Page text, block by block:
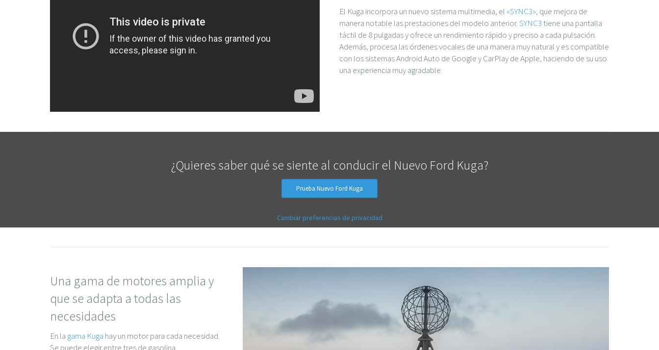
El Kuga incorpora un nuevo sistema multimedia, el «SYNC3», que mejora de
manera notable las prestaciones del modelo anterior.SYNC3 tiene una pantalla
táctil de 8 pulgadas y ofrece un rendimiento rápido y preciso a cada pulsación.
Además, procesa las órdenes vocales de una manera muy natural y es compatible
con los sistemas Android Auto de Google y CarPlay de Apple, haciendo de su uso
una experiencia muy agradable.
¿Quieres saber qué se siente al conducir el Nuevo Ford Kuga?
Prueba Nuevo Ford Kuga
Cambiar preferencias de privacidad
Una gama de motores amplia y
que se adapta a todas las
necesidades
En la gama Kuga hay un motor para cada necesidad.
Se puede elegir entre tres de gasolina